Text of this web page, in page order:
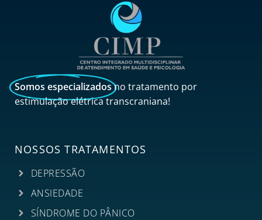
Somos especializadosno tratamento por
estimulação elétrica transcraniana!
NOSSOS TRATAMENTOS
DEPRESSÃO
ANSIEDADE
SÍNDROME DO PÂNICO